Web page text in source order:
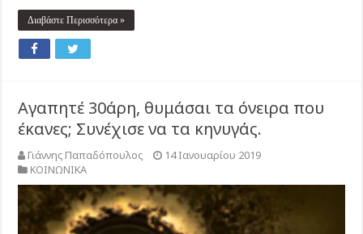
Διαβάστε Περισσότερα »
Αγαπητέ 30άρη, θυμάσαι τα όνειρα που
έκανες; Συνέχισε να τα κηνυγάς.
Γιάννης Παπαδόπουλος
14 Ιανουαρίου 2019
ΚΟΙΝΩΝΙΚΑ